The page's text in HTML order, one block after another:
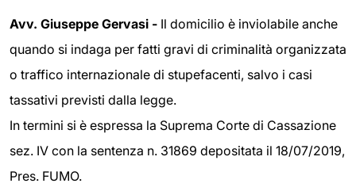
Avv. Giuseppe Gervasi - Il domicilio è inviolabile anche
quando si indaga per fatti gravi di criminalità organizzata
o traffico internazionale di stupefacenti, salvo i casi
tassativi previsti dalla legge.
In termini si è espressa la Suprema Corte di Cassazione
sez. IV con la sentenza n. 31869 depositata il 18/07/2019,
Pres. FUMO.